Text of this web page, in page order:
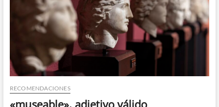
RECOMENDACIONES
«museable», adjetivo válido